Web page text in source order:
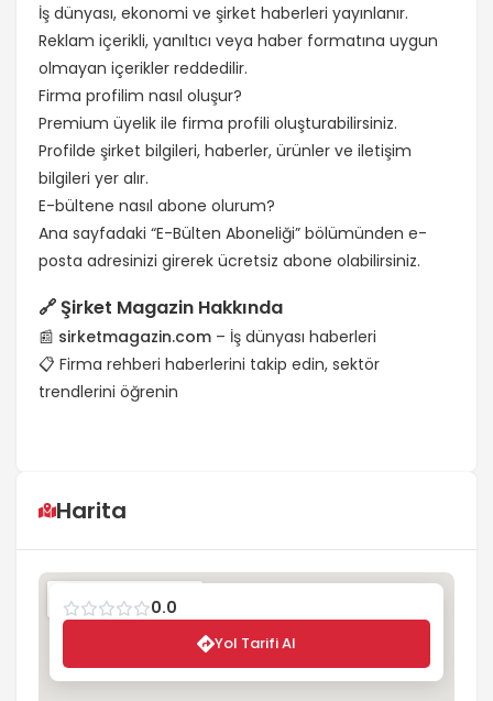
İş dünyası, ekonomi ve şirket haberleri yayınlanır.
Reklam içerikli, yanıltıcı veya haber formatına uygun
olmayan içerikler reddedilir.
Firma profilim nasıl oluşur?
Premium üyelik ile firma profili oluşturabilirsiniz.
Profilde şirket bilgileri, haberler, ürünler ve iletişim
bilgileri yer alır.
E-bültene nasıl abone olurum?
Ana sayfadaki “E-Bülten Aboneliği” bölümünden e-
posta adresinizi girerek ücretsiz abone olabilirsiniz.
🔗 Şirket Magazin Hakkında
📰 sirketmagazin.com – İş dünyası haberleri
📋 Firma rehberi haberlerini takip edin, sektör
trendlerini öğrenin
Harita
0.0
Yol Tarifi Al